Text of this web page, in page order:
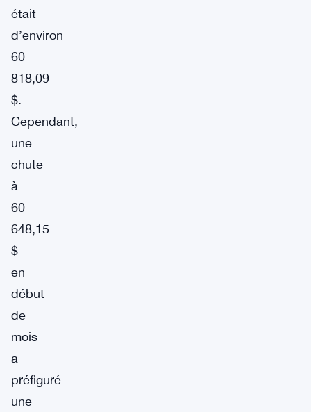
était
d’environ
60
818,09
$.
Cependant,
une
chute
à
60
648,15
$
en
début
de
mois
a
préfiguré
une